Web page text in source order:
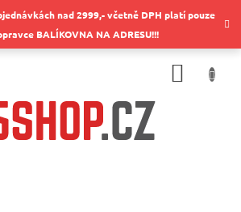
nad 2999,- včetně DPH platí pouze
BALÍKOVNA NA ADRESU!!!